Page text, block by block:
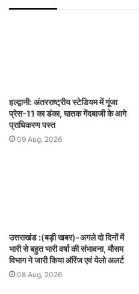
हल्द्वानी: अंतरराष्ट्रीय स्टेडियम में गूंजा
प्रेस-11 का डंका, घातक गेंदबाजी के आगे
प्राधिकरण पस्त
09 Aug, 2026
उत्तराखंड :(बड़ी खबर)-अगले दो दिनों में
भारी से बहुत भारी वर्षा की संभावना, मौसम
विभाग ने जारी किया ऑरेंज एवं येलो अलर्ट
08 Aug, 2026